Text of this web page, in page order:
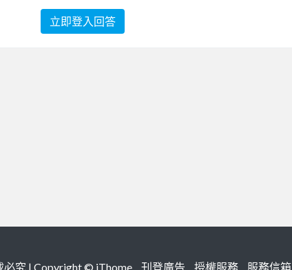
立即登入回答
必究 | Copyright © iThome 刊登廣告 授權服務 服務信箱